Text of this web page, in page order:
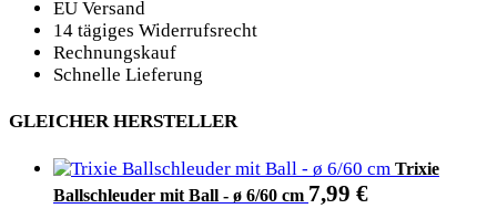
EU Versand
14 tägiges Widerrufsrecht
Rechnungskauf
Schnelle Lieferung
GLEICHER HERSTELLER
Trixie
Ballschleuder mit Ball - ø 6/60 cm 7,99 €